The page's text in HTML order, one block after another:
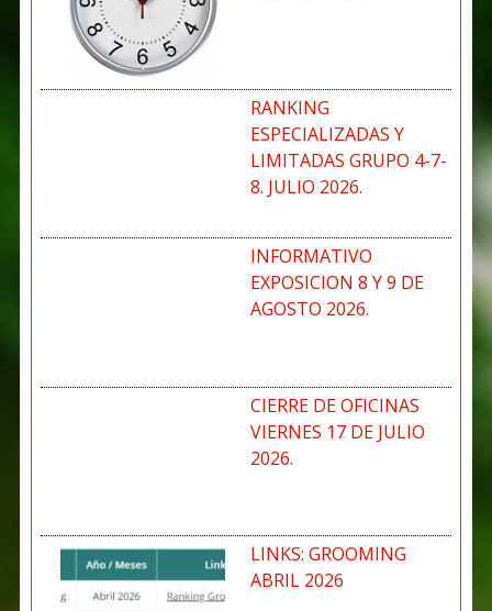
RANKING
ESPECIALIZADAS Y
LIMITADAS GRUPO 4-7-
8. JULIO 2026.
INFORMATIVO
EXPOSICION 8 Y 9 DE
AGOSTO 2026.
CIERRE DE OFICINAS
VIERNES 17 DE JULIO
2026.
LINKS: GROOMING
ABRIL 2026